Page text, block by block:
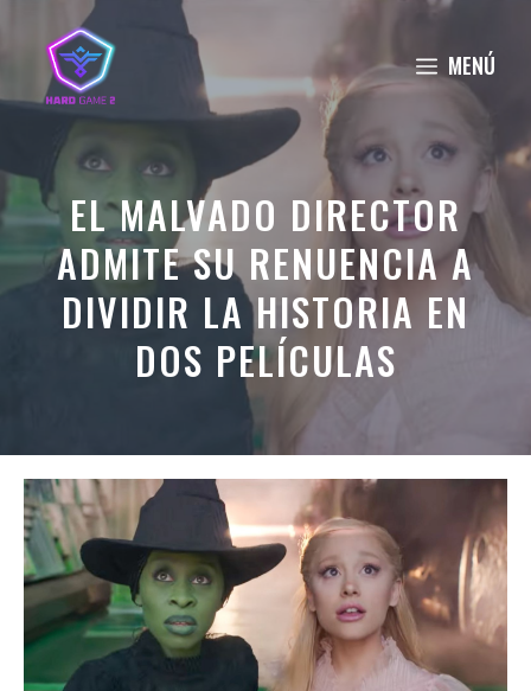
contenido
MENÚ
EL MALVADO DIRECTOR
ADMITE SU RENUENCIA A
DIVIDIR LA HISTORIA EN
DOS PELÍCULAS